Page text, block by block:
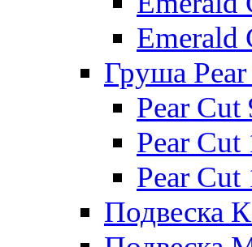
Emerald
Груша
Pear
Pear
Pear
Подвеска